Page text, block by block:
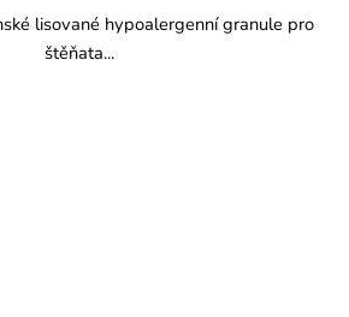
lisované hypoalergenní granule pro
štěňata...